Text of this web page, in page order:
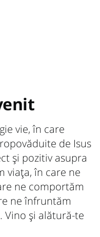
vie, în care
de Isus
și pozitiv asupra
viața, în care ne
ne comportăm
ne înfruntăm
și alătură-te